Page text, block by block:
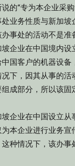
的“专为本企业采
业务性质与新加坡
事处的活动不是准
业在中国境内设
国客户的机器设备
下，因其从事的活
成部分，所以该固
业在中国设立从
本企业进行业务宣
种情况下，该办事